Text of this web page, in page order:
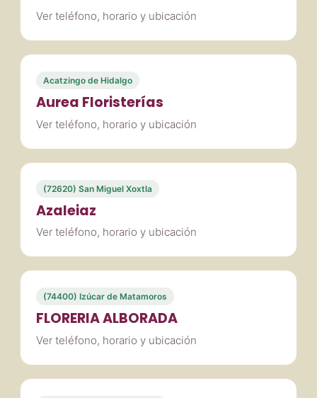
Ver teléfono, horario y ubicación
Acatzingo de Hidalgo
Aurea Floristerías
Ver teléfono, horario y ubicación
(72620) San Miguel Xoxtla
Azaleiaz
Ver teléfono, horario y ubicación
(74400) Izúcar de Matamoros
FLORERIA ALBORADA
Ver teléfono, horario y ubicación